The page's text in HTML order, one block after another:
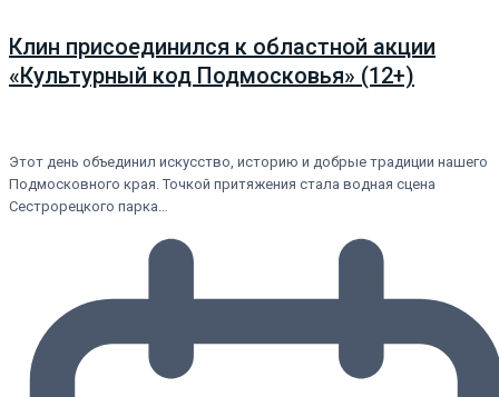
Клин присоединился к областной акции
«Культурный код Подмосковья» (12+)
Этот день объединил искусство, историю и добрые традиции нашего
Подмосковного края. Точкой притяжения стала водная сцена
Сестрорецкого парка…